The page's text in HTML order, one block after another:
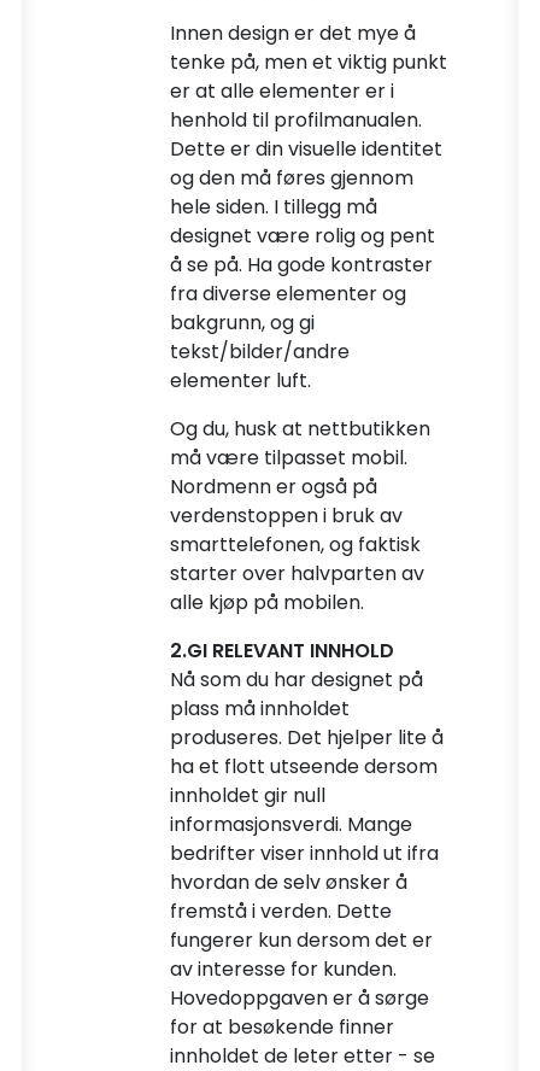
Innen design er det mye å
tenke på, men et viktig punkt
er at alle elementer er i
henhold til profilmanualen.
Dette er din visuelle identitet
og den må føres gjennom
hele siden. I tillegg må
designet være rolig og pent
å se på. Ha gode kontraster
fra diverse elementer og
bakgrunn, og gi
tekst/bilder/andre
elementer luft.
Og du, husk at nettbutikken
må være tilpasset mobil.
Nordmenn er også på
verdenstoppen i bruk av
smarttelefonen, og faktisk
starter over halvparten av
alle kjøp på mobilen.
2.GI RELEVANT INNHOLD
Nå som du har designet på
plass må innholdet
produseres. Det hjelper lite å
ha et flott utseende dersom
innholdet gir null
informasjonsverdi. Mange
bedrifter viser innhold ut ifra
hvordan de selv ønsker å
fremstå i verden. Dette
fungerer kun dersom det er
av interesse for kunden.
Hovedoppgaven er å sørge
for at besøkende finner
innholdet de leter etter - se